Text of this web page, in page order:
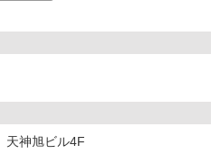
ルorお電話でご連絡します。
・出張面接・事務所面接と選べま
神旭ビル4F